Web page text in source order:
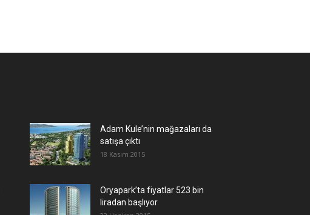
Adam Kule’nin mağazaları da
satışa çıktı
18 Kasım 2015
Oryapark’ta fiyatlar 523 bin
liradan başlıyor